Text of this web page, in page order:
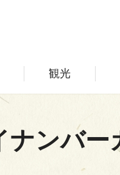
観光
ナンバ